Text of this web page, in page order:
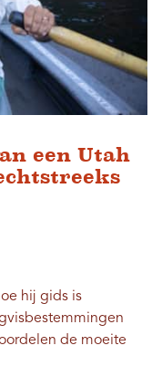
een Utah
hij gids is
de moeite